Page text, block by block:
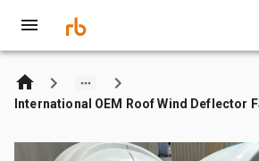
International OEM Roof Wind Deflector